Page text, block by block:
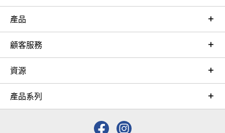
產品
顧客服務
資源
產品系列